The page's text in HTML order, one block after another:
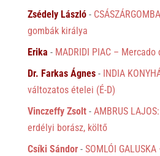
Zsédely László-
gombák királya
Erika - MADRIDI PIAC –
Dr. Farkas Ágnes- INDIA
változatos ételei (É-D)
Vinczeffy Zsolt- AMBRUS
erdélyi borász, költő
Csíki Sándor- SOMLÓI